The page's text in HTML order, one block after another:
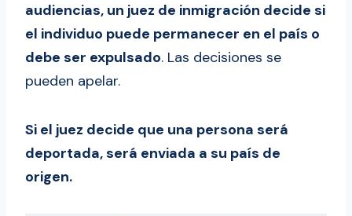
audiencias, un juez de inmigración decide si
el individuo puede permanecer en el país o
debe ser expulsado. Las decisiones se
pueden apelar.
Si el juez decide que una persona será
deportada, será enviada a su país de
origen.